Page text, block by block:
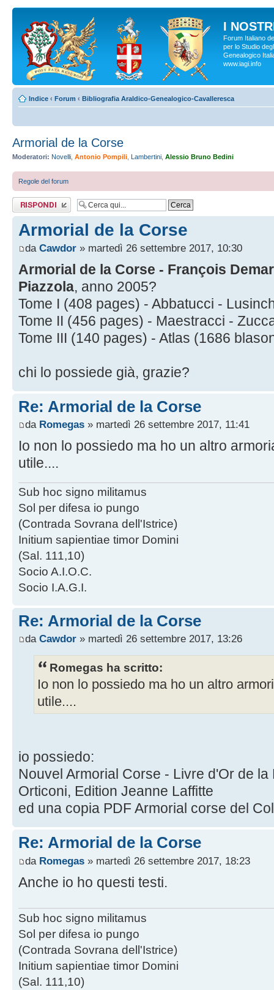
I
Forum Italiano
per lo Studio
Genealogico
www.iagi.info
Indice ‹ Forum ‹ Bibliografia Araldico-Genealogico-Cavalleresca
Armorial de la Corse
Moderatori: Novelli Antonio Pompili Lambertini Alessio Bruno Bedini
Regole del forum
Rispondi al
messaggio
Armorial de la Corse
da Cawdor » martedì 26 settembre 2017, 10:30
Armorial de la Corse - François
Piazzola, anno 2005?
Tome I (408 pages) - Abbatucci -
Tome II (456 pages) - Maestracci -
Tome III (140 pages) - Atlas (1686
chi lo possiede già, grazie?
Re: Armorial de la Corse
da Romegas » martedì 26 settembre 2017, 11:41
Io non lo possiedo ma ho un altro
utile....
Sub hoc signo militamus
Sol per difesa io pungo
(Contrada Sovrana dell'Istrice)
Initium sapientiae timor Domini
(Sal. 111,10)
Socio A.I.O.C.
Socio I.A.G.I.
Re: Armorial de la Corse
da Cawdor » martedì 26 settembre 2017, 13:26
Romegas ha scritto:
Io non lo possiedo ma ho un altro
utile....
io possiedo:
Nouvel Armorial Corse - Livre d'Or de
Orticoni, Edition Jeanne Laffitte
ed una copia PDF Armorial corse del
Re: Armorial de la Corse
da Romegas » martedì 26 settembre 2017, 18:23
Anche io ho questi testi.
Sub hoc signo militamus
Sol per difesa io pungo
(Contrada Sovrana dell'Istrice)
Initium sapientiae timor Domini
(Sal. 111,10)